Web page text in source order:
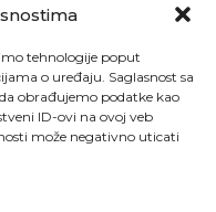
tehnologije poput
o uređaju. Saglasnost sa
obrađujemo podatke kao
ID-ovi na ovoj veb
može negativno uticati